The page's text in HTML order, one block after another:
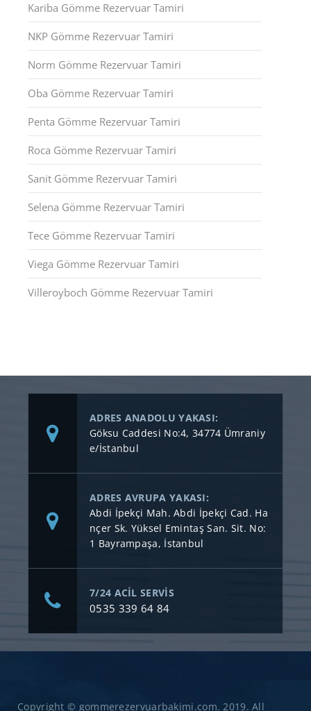
Kariba Gömme Rezervuar Tamiri
NKP Gömme Rezervuar Tamiri
Norm Gömme Rezervuar Tamiri
Oba Gömme Rezervuar Tamiri
Penta Gömme Rezervuar Tamiri
Roca Gömme Rezervuar Tamiri
Sanit Gömme Rezervuar Tamiri
Selena Gömme Rezervuar Tamiri
Tece Gömme Rezervuar Tamiri
Viega Gömme Rezervuar Tamiri
Villeroyboch Gömme Rezervuar Tamiri
ADRES ANADOLU YAKASI:
Göksu Caddesi No:4, 34774 Ümraniy
e/İstanbul
ADRES AVRUPA YAKASI:
Abdi İpekçi Mah. Abdi İpekçi Cad. Ha
nçer Sk. Yüksel Emintaş San. Sit. No:
1 Bayrampaşa, İstanbul
7/24 ACİL SERVİS
0535 339 64 84
Copyright © gommerezervuarbakimi.com. 2019. All